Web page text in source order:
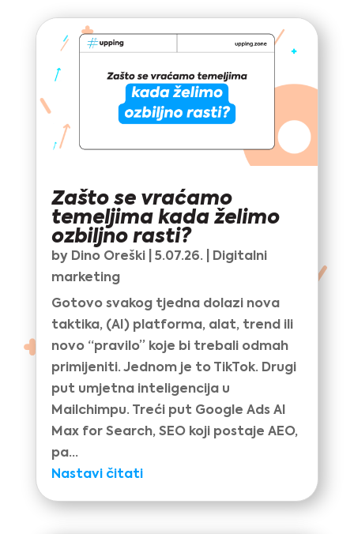
Zašto se vraćamo
temeljima kada želimo
ozbiljno rasti?
by Dino Oreški| 5.07.26.
Digitalni
marketing
Gotovo svakog tjedna dolazi nova
taktika, (AI) platforma, alat, trend ili
novo “pravilo” koje bi trebali odmah
primijeniti. Jednom je to TikTok. Drugi
put umjetna inteligencija u
Mailchimpu. Treći put Google Ads AI
Max for Search, SEO koji postaje AEO,
pa...
Nastavi čitati